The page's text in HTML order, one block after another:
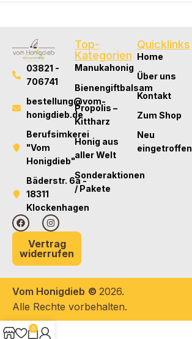
03821 -
706741
bestellung@vom-
honigdieb.de
Berufsimkerei
"Vom
Honigdieb"
Bäderstr. 6a -
18311
Klockenhagen
Vertrag
widerrufen
Top-
Kategorien
Manukahonig
Bienengiftbalsam
Propolis –
Kittharz
Honig aus
aller Welt
Sonderaktionen
/ Pakete
Quicklinks
Home
Über uns
Kontakt
Zum Shop
Neu
eingetroffen
Vom Honigdieb © 2026.
Alle Rechte vorbehalten.
0